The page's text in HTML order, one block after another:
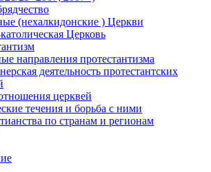
(нехалкидонские ) Церкви
Церковь
направления протестантизма
деятельность протестантских
церквей
течения и борьба с ними
по странам и регионам